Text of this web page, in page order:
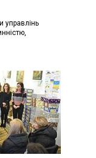
управлінь